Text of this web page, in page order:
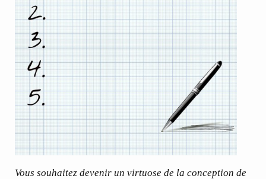
Vous souhaitez devenir un virtuose de la conception de